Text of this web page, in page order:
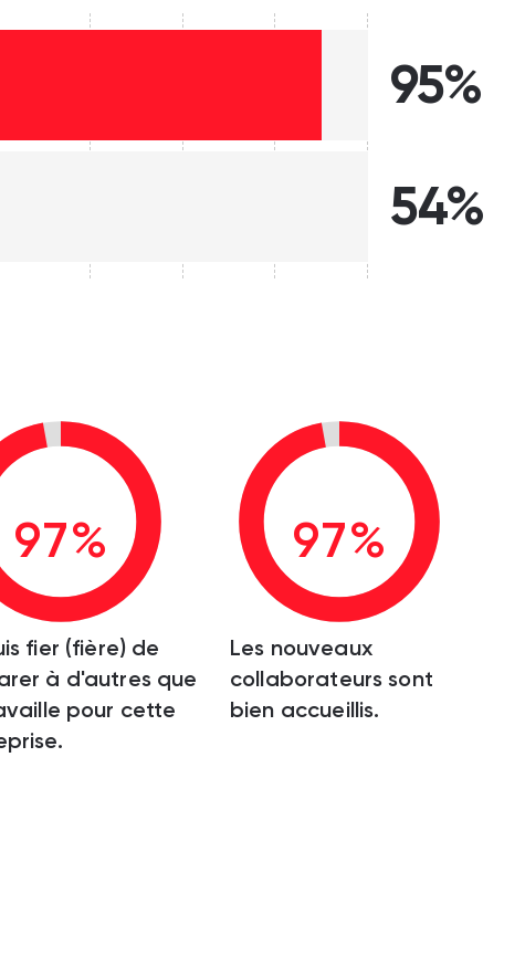
95%
54%
97%
fier (fière) de
à d'autres que
pour cette
97%
Les nouveaux
collaborateurs sont
bien accueillis.